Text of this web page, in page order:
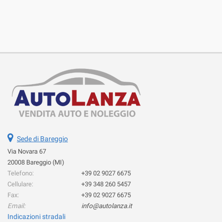
Sede di Bareggio
Via Novara 67
20008 Bareggio (MI)
Telefono:
+39 02 9027 6675
Cellulare:
+39 348 260 5457
Fax:
+39 02 9027 6675
Email:
info@autolanza.it
Indicazioni stradali